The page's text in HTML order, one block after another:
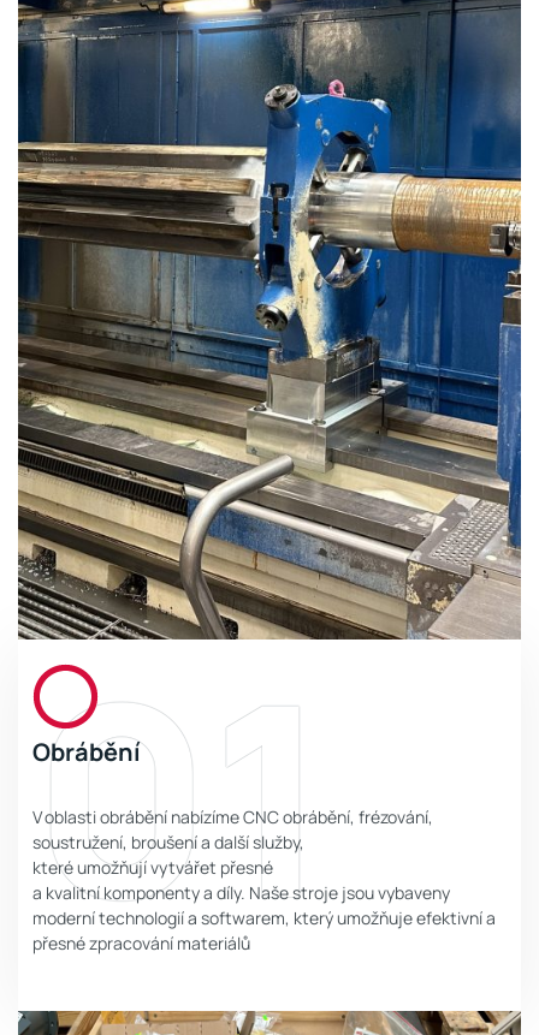
01
Obrábění
V oblasti obrábění nabízíme CNC obrábění, frézování,
soustružení, broušení a další služby,
které umožňují vytvářet přesné
a kvalitní komponenty a díly. Naše stroje jsou vybaveny
moderní technologií a softwarem, který umožňuje efektivní a
přesné zpracování materiálů